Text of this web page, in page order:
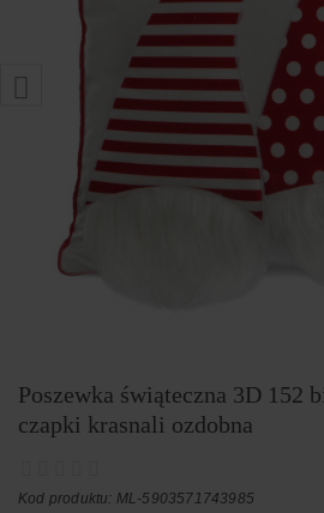
Poszewka świąteczna 3D 152
czapki krasnali ozdobna
Kod produktu: ML-5903571743985